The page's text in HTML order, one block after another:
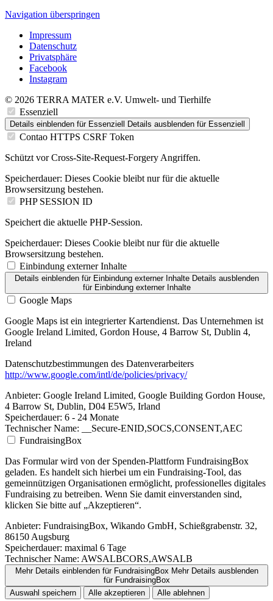
Navigation überspringen
Impressum
Datenschutz
Privatsphäre
Facebook
Instagram
© 2026 TERRA MATER e.V. Umwelt- und Tierhilfe
Essenziell
Details einblenden für Essenziell Details ausblenden für Essenziell
Contao HTTPS CSRF Token
Schützt vor Cross-Site-Request-Forgery Angriffen.
Speicherdauer: Dieses Cookie bleibt nur für die aktuelle
Browsersitzung bestehen.
PHP SESSION ID
Speichert die aktuelle PHP-Session.
Speicherdauer: Dieses Cookie bleibt nur für die aktuelle
Browsersitzung bestehen.
Einbindung externer Inhalte
Details einblendenfür Einbindung externer Inhalte Details ausblenden
für Einbindung externer Inhalte
Google Maps
Google Maps ist ein integrierter Kartendienst. Das Unternehmen ist
Google Ireland Limited, Gordon House, 4 Barrow St, Dublin 4,
Ireland
Datenschutzbestimmungen des Datenverarbeiters
http://www.google.com/intl/de/policies/privacy/
Anbieter: Google Ireland Limited, Google Building Gordon House,
4 Barrow St, Dublin, D04 E5W5, Irland
Speicherdauer: 6 - 24 Monate
Technischer Name: __Secure-ENID,SOCS,CONSENT,AEC
FundraisingBox
Das Formular wird von der Spenden-Plattform FundraisingBox
geladen. Es handelt sich hierbei um ein Fundraising-Tool, das
gemeinnützigen Organisationen ermöglicht, professionelles digitales
Fundraising zu betreiben. Wenn Sie damit einverstanden sind,
klicken Sie bitte auf „Akzeptieren“.
Anbieter: FundraisingBox, Wikando GmbH, Schießgrabenstr. 32,
86150 Augsburg
Speicherdauer: maximal 6 Tage
Technischer Name: AWSALBCORS,AWSALB
Mehr Details einblendenfür FundraisingBox Mehr Details ausblenden
für FundraisingBox
Auswahl speichern
Alle akzeptieren Alle ablehnen